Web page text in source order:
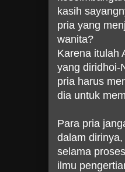
kasih
pria yang
wanita?
Karena itulah
yang diridhoi-
pria harus
dia untuk
Para pria
dalam
selama
ilmu